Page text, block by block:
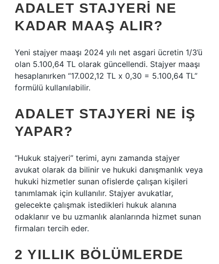
ADALET STAJYERI NE
KADAR MAAŞ ALIR?
Yeni stajyer maaşı 2024 yılı net asgari ücretin 1/3’ü
olan 5.100,64 TL olarak güncellendi. Stajyer maaşı
hesaplanırken “17.002,12 TL x 0,30 = 5.100,64 TL”
formülü kullanılabilir.
ADALET STAJYERI NE IŞ
YAPAR?
“Hukuk stajyeri” terimi, aynı zamanda stajyer
avukat olarak da bilinir ve hukuki danışmanlık veya
hukuki hizmetler sunan ofislerde çalışan kişileri
tanımlamak için kullanılır. Stajyer avukatlar,
gelecekte çalışmak istedikleri hukuk alanına
odaklanır ve bu uzmanlık alanlarında hizmet sunan
firmaları tercih eder.
2 YILLIK BÖLÜMLERDE